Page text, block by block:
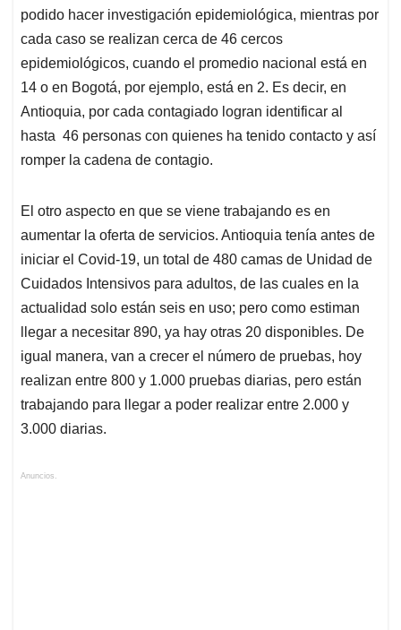
podido hacer investigación epidemiológica, mientras por
cada caso se realizan cerca de 46 cercos
epidemiológicos, cuando el promedio nacional está en
14 o en Bogotá, por ejemplo, está en 2. Es decir, en
Antioquia, por cada contagiado logran identificar al
hasta 46 personas con quienes ha tenido contacto y así
romper la cadena de contagio.
El otro aspecto en que se viene trabajando es en
aumentar la oferta de servicios. Antioquia tenía antes de
iniciar el Covid-19, un total de 480 camas de Unidad de
Cuidados Intensivos para adultos, de las cuales en la
actualidad solo están seis en uso; pero como estiman
llegar a necesitar 890, ya hay otras 20 disponibles. De
igual manera, van a crecer el número de pruebas, hoy
realizan entre 800 y 1.000 pruebas diarias, pero están
trabajando para llegar a poder realizar entre 2.000 y
3.000 diarias.
Anuncios.